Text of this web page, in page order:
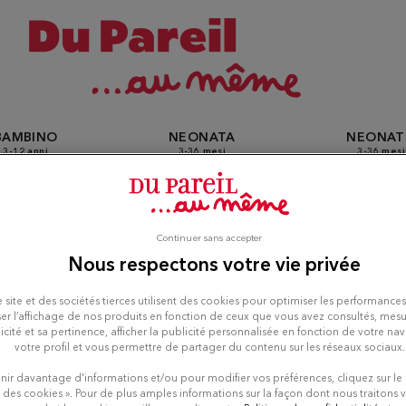
3-12 anni
NEONATA
3-36 mesi 3-36 mesi
Du Pareil Au Même a
Nous respectons votre vie privée
site et des sociétés tierces utilisent des cookies pour optimiser les
l’affichage de nos produits en fonction de ceux que vous avez consultés,
et sa pertinence, afficher la publicité personnalisée en fonction de votre
votre profil et vous permettre de partager du contenu sur les réseaux sociaux.
davantage d'informations et/ou pour modifier vos préférences, cliquez sur le
des cookies ». Pour de plus amples informations sur la façon dont nous traitons
Continuer sans accepter